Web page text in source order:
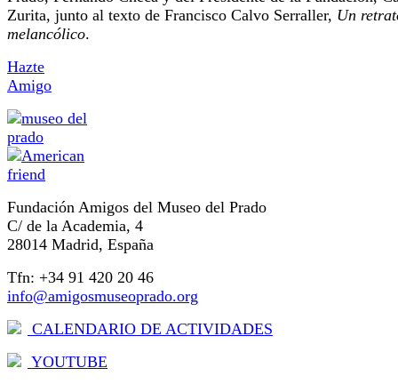
Zurita, junto al texto de Francisco Calvo Serraller, Un
melancólico.
Hazte
Amigo
Fundación Amigos del Museo del Prado
C/ de la Academia, 4
28014 Madrid, España
Tfn: +34 91 420 20 46
info@amigosmuseoprado.org
CALENDARIO DE ACTIVIDADES
YOUTUBE